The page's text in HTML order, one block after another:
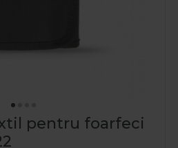
pentru foarfeci